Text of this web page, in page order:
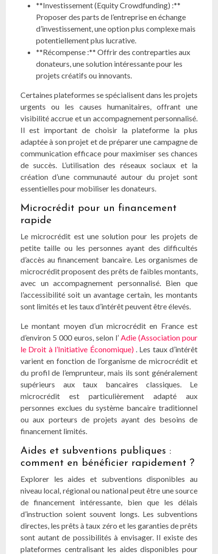
**Investissement (Equity Crowdfunding) :**
Proposer des parts de l’entreprise en échange
d’investissement, une option plus complexe mais
potentiellement plus lucrative.
**Récompense :** Offrir des contreparties aux
donateurs, une solution intéressante pour les
projets créatifs ou innovants.
Certaines plateformes se spécialisent dans les projets
urgents ou les causes humanitaires, offrant une
visibilité accrue et un accompagnement personnalisé.
Il est important de choisir la plateforme la plus
adaptée à son projet et de préparer une campagne de
communication efficace pour maximiser ses chances
de succès. L’utilisation des réseaux sociaux et la
création d’une communauté autour du projet sont
essentielles pour mobiliser les donateurs.
Microcrédit pour un financement
rapide
Le microcrédit est une solution pour les projets de
petite taille ou les personnes ayant des difficultés
d’accès au financement bancaire. Les organismes de
microcrédit proposent des prêts de faibles montants,
avec un accompagnement personnalisé. Bien que
l’accessibilité soit un avantage certain, les montants
sont limités et les taux d’intérêt peuvent être élevés.
Le montant moyen d’un microcrédit en France est
d’environ 5 000 euros, selon l’ Adie (Association pour
le Droit à l’Initiative Économique) . Les taux d’intérêt
varient en fonction de l’organisme de microcrédit et
du profil de l’emprunteur, mais ils sont généralement
supérieurs aux taux bancaires classiques. Le
microcrédit est particulièrement adapté aux
personnes exclues du système bancaire traditionnel
ou aux porteurs de projets ayant des besoins de
financement limités.
Aides et subventions publiques :
comment en bénéficier rapidement ?
Explorer les aides et subventions disponibles au
niveau local, régional ou national peut être une source
de financement intéressante, bien que les délais
d’instruction soient souvent longs. Les subventions
directes, les prêts à taux zéro et les garanties de prêts
sont autant de possibilités à envisager. Il existe des
plateformes centralisant les aides disponibles pour